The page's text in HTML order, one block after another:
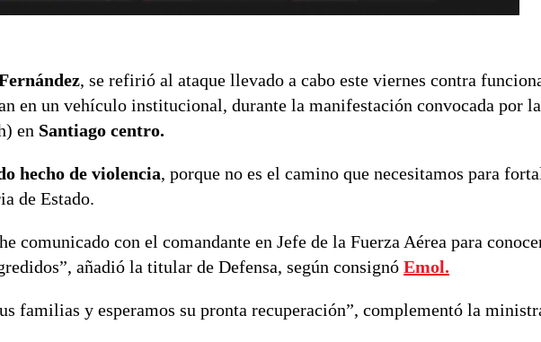
, se refirió al ataque llevado a cabo este viernes contra
en un vehículo institucional, durante la manifestación convocada por
en Santiago centro.
hecho de violencia, porque no es el camino que necesitamos para
de Estado.
comunicado con el comandante en Jefe de la Fuerza Aérea para
añadió la titular de Defensa, según consignó Emol.
familias y esperamos su pronta recuperación”, complementó la